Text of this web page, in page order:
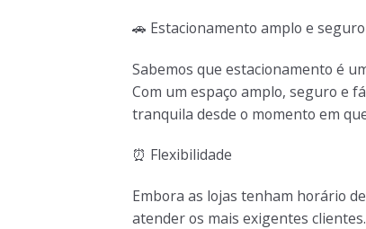
🚗 Estacionamento amplo e seguro
Sabemos que estacionamento é
Com um espaço amplo, seguro e
tranquila desde o momento em
⏰ Flexibilidade
Embora as lojas tenham horário
atender os mais exigentes clientes.